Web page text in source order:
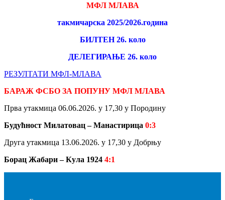
МФЛ МЛАВА
такмичарска 2025/2026.година
БИЛТЕН 26. коло
ДЕЛЕГИРАЊЕ 26. коло
РЕЗУЛТАТИ МФЛ-МЛАВА
БАРАЖ ФСБО ЗА ПОПУНУ МФЛ МЛАВА
Прва утакмица 06.06.2026. у 17,30 у Породину
Будућност Милатовац – Манастирица 0:3
Друга утакмица 13.06.2026. у 17,30 у Добрњу
Борац Жабари – Кула 1924 4:1